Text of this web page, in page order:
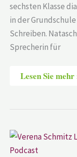
sechsten Klasse
in der
Schreiben.
Sprecherin für
Lesen Sie mehr
Verena
Schmitz
LinkedIn